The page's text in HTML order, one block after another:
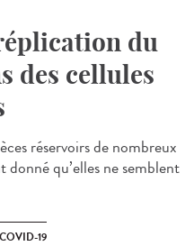
du
des cellules
réservoirs de nombreux
qu’elles ne semblent
COVID-19